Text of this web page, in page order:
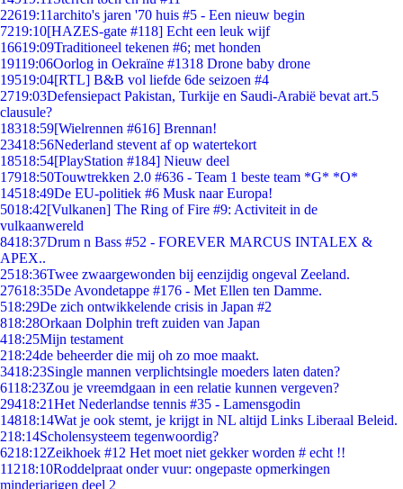
22619:11archito's jaren '70 huis #5 - Een nieuw begin
7219:10[HAZES-gate #118] Echt een leuk wijf
16619:09Traditioneel tekenen #6; met honden
19119:06Oorlog in Oekraïne #1318 Drone baby drone
19519:04[RTL] B&B vol liefde 6de seizoen #4
2719:03Defensiepact Pakistan, Turkije en Saudi-Arabië bevat art.5
clausule?
18318:59[Wielrennen #616] Brennan!
23418:56Nederland stevent af op watertekort
18518:54[PlayStation #184] Nieuw deel
17918:50Touwtrekken 2.0 #636 - Team 1 beste team *G* *O*
14518:49De EU-politiek #6 Musk naar Europa!
5018:42[Vulkanen] The Ring of Fire #9: Activiteit in de
vulkaanwereld
8418:37Drum n Bass #52 - FOREVER MARCUS INTALEX &
APEX..
2518:36Twee zwaargewonden bij eenzijdig ongeval Zeeland.
27618:35De Avondetappe #176 - Met Ellen ten Damme.
518:29De zich ontwikkelende crisis in Japan #2
818:28Orkaan Dolphin treft zuiden van Japan
418:25Mijn testament
218:24de beheerder die mij oh zo moe maakt.
3418:23Single mannen verplichtsingle moeders laten daten?
6118:23Zou je vreemdgaan in een relatie kunnen vergeven?
29418:21Het Nederlandse tennis #35 - Lamensgodin
14818:14Wat je ook stemt, je krijgt in NL altijd Links Liberaal Beleid.
218:14Scholensysteem tegenwoordig?
6218:12Zeikhoek #12 Het moet niet gekker worden # echt !!
11218:10Roddelpraat onder vuur: ongepaste opmerkingen
minderjarigen deel 2